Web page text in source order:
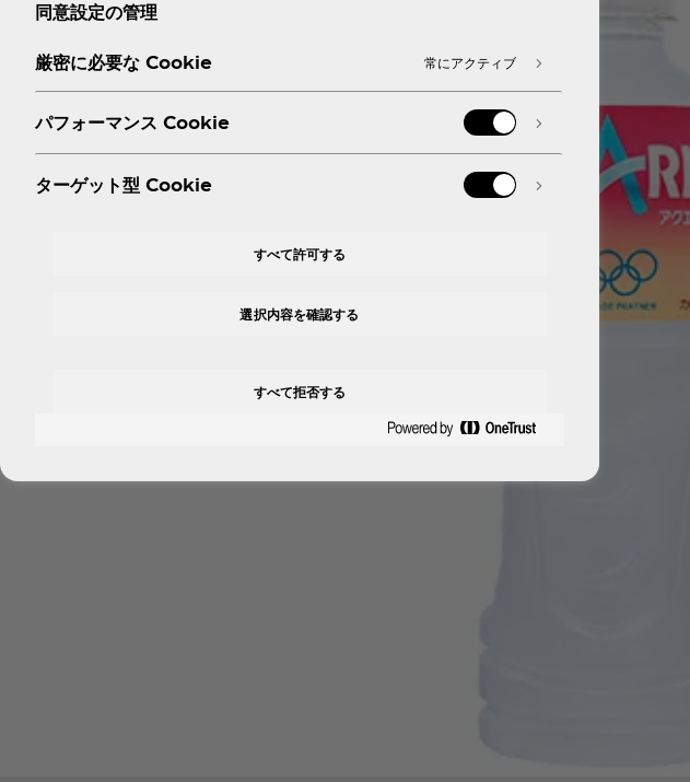
同意設定の管理
厳密に必要な Cookie 常にアクティブ
パフォーマンス Cookie
ターゲット型 Cookie
すべて許可する
すべて拒否する
選択内容を確認する